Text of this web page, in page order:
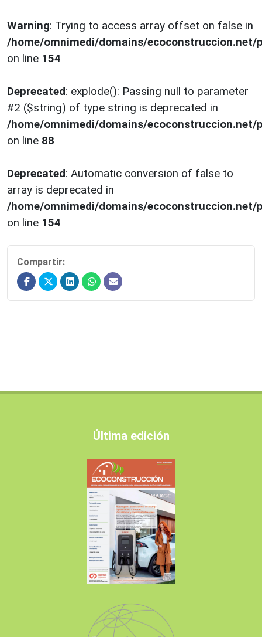
Warning: Trying to access array offset on false in
/home/omnimedi/domains/
on line 154
Deprecated: explode(): Passing null to parameter
#2 ($string) of type string is deprecated in
/home/omnimedi/domains/
on line 88
Deprecated: Automatic conversion of false to
array is deprecated in
/home/omnimedi/domains/
on line 154
Compartir:
Última edición